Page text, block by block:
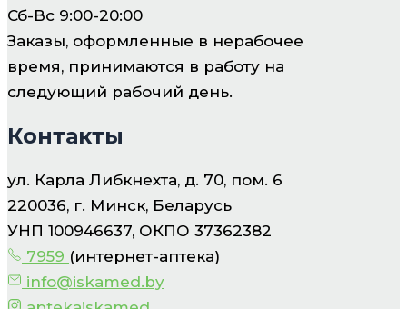
Сб-Вс 9:00-20:00
Заказы, оформленные в нерабочее
время, принимаются в работу на
следующий рабочий день.
Контакты
ул. Карла Либкнехта, д. 70, пом. 6
220036, г. Минск, Беларусь
УНП 100946637, ОКПО 37362382
7959 (интернет-аптека)
info@iskamed.by